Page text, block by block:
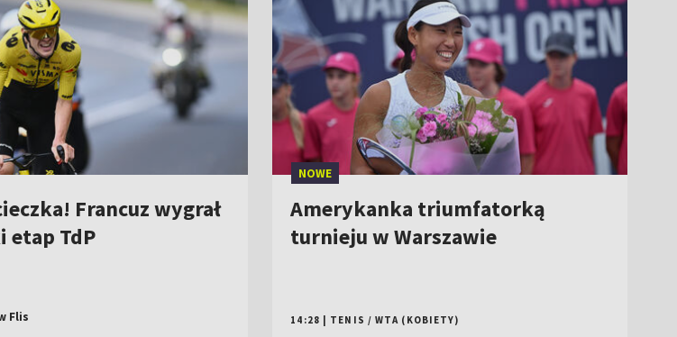
Flis 14:28 | TENIS WTA (KOBIETY)
strzela! Zespół
Podhale Nowy Targ – Hutnik